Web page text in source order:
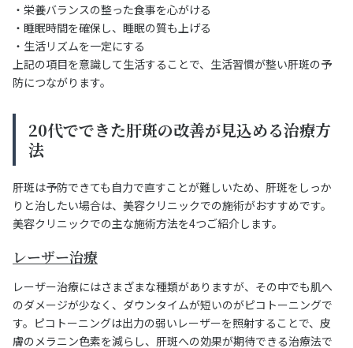
・栄養バランスの整った食事を心がける
・睡眠時間を確保し、睡眠の質も上げる
・生活リズムを一定にする
上記の項目を意識して生活することで、生活習慣が整い肝斑の予
防につながります。
20代でできた肝斑の改善が見込める治療方
法
肝斑は予防できても自力で直すことが難しいため、肝斑をしっか
りと治したい場合は、美容クリニックでの施術がおすすめです。
美容クリニックでの主な施術方法を4つご紹介します。
レーザー治療
レーザー治療にはさまざまな種類がありますが、その中でも肌へ
のダメージが少なく、ダウンタイムが短いのがピコトーニングで
す。ピコトーニングは出力の弱いレーザーを照射することで、皮
膚のメラニン色素を減らし、肝斑への効果が期待できる治療法で